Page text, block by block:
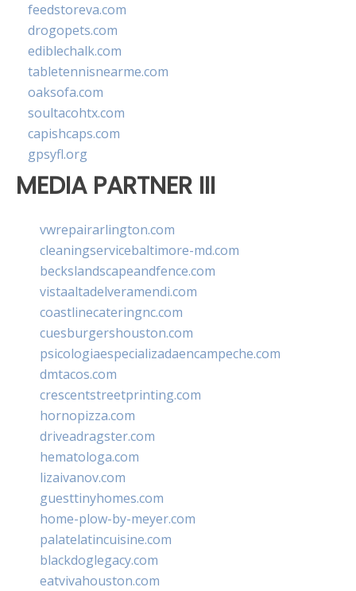
feedstoreva.com
drogopets.com
ediblechalk.com
tabletennisnearme.com
oaksofa.com
soultacohtx.com
capishcaps.com
gpsyfl.org
MEDIA PARTNER III
vwrepairarlington.com
cleaningservicebaltimore-md.com
beckslandscapeandfence.com
vistaaltadelveramendi.com
coastlinecateringnc.com
cuesburgershouston.com
psicologiaespecializadaencampeche.com
dmtacos.com
crescentstreetprinting.com
hornopizza.com
driveadragster.com
hematologa.com
lizaivanov.com
guesttinyhomes.com
home-plow-by-meyer.com
palatelatincuisine.com
blackdoglegacy.com
eatvivahouston.com